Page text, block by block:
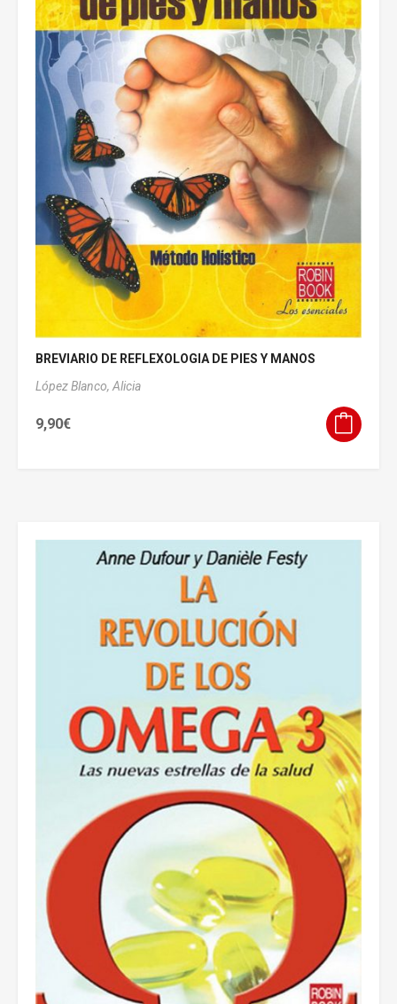
BREVIARIO DE REFLEXOLOGIA DE PIES Y MANOS
López Blanco, Alicia
9,90€